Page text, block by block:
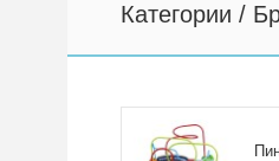
Категории /